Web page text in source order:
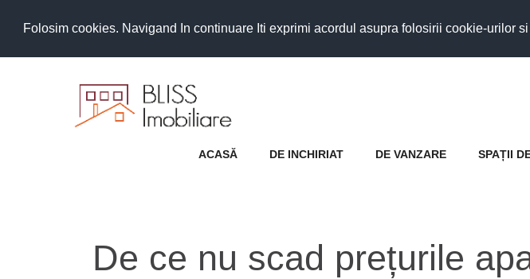
Folosim cookies. Navigand In continuare Iti exprimi acordul asupra folosirii cookie-urilor
ACASĂ DE INCHIRIAT DE VANZARE SPAȚII
De ce nu scad prețurile